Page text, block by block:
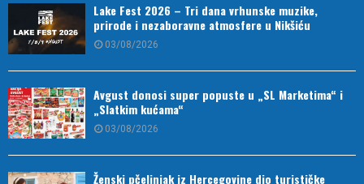
Lake Fest 2026 – Tri dana vrhunske muzike,
prirode i nezaboravne atmosfere u Nikšiću
03/08/2026
Avgust donosi super popuste u „SL Marketima“ i
„Slatkim kućama“
03/08/2026
Ženski pčelinjak iz Hercegovine dio turističke